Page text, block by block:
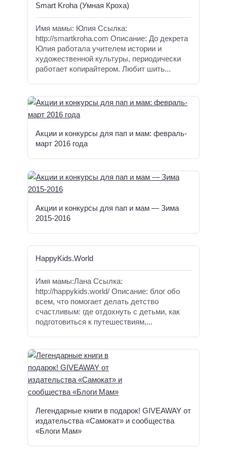
Smart Kroha (Умная Кроха)
Имя мамы: Юлия Ссылка:
http://smartkroha.com Описание: До декрета
Юлия работала учителем истории и
художественной культуры, периодически
работает копирайтером. Любит шить...
Акции и конкурсы для пап и мам: февраль-
март 2016 года
Акции и конкурсы для пап и мам — Зима
2015-2016
HappyKids.World
Имя мамы:Лана Ссылка:
http://happykids.world/ Описание: блог обо
всем, что помогает делать детство
счастливым: где отдохнуть с детьми, как
подготовиться к путешествиям,...
Легендарные книги в подарок! GIVEAWAY от
издательства «Самокат» и сообщества
«Блоги Мам»